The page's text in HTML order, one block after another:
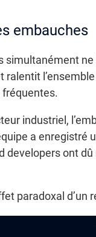
embauches
simultanément
ralentit
fréquentes.
industriel,
a
developers ont
paradoxal